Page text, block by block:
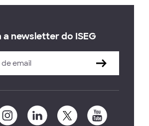
a newsletter do ISEG